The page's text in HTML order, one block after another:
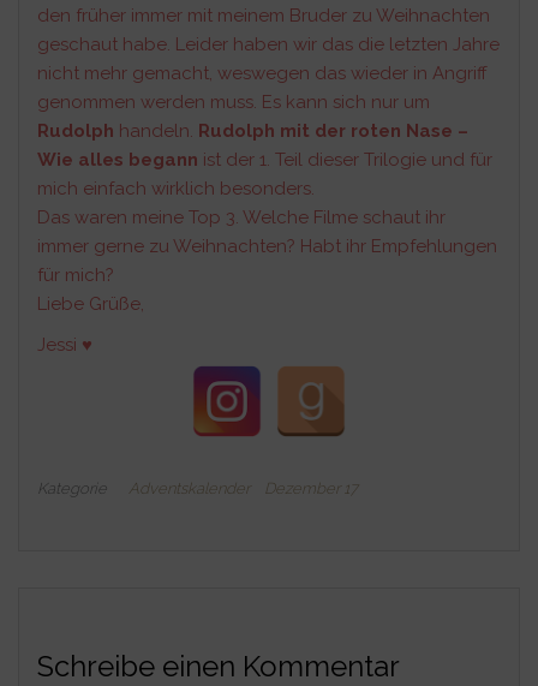
den früher immer mit meinem Bruder zu Weihnachten
geschaut habe. Leider haben wir das die letzten Jahre
nicht mehr gemacht, weswegen das wieder in Angriff
genommen werden muss. Es kann sich nur um
Rudolph handeln. Rudolph mit der roten Nase –
Wie alles begann ist der 1. Teil dieser Trilogie und für
mich einfach wirklich besonders.
Das waren meine Top 3. Welche Filme schaut ihr
immer gerne zu Weihnachten? Habt ihr Empfehlungen
für mich?
Liebe Grüße,
Jessi ♥
Kategorie Adventskalender Dezember 17
Schreibe einen Kommentar